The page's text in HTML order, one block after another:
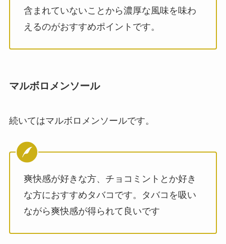
含まれていないことから濃厚な風味を味わ
えるのがおすすめポイントです。
マルボロメンソール
続いてはマルボロメンソールです。
爽快感が好きな方、チョコミントとか好き
な方におすすめタバコです。タバコを吸い
ながら爽快感が得られて良いです